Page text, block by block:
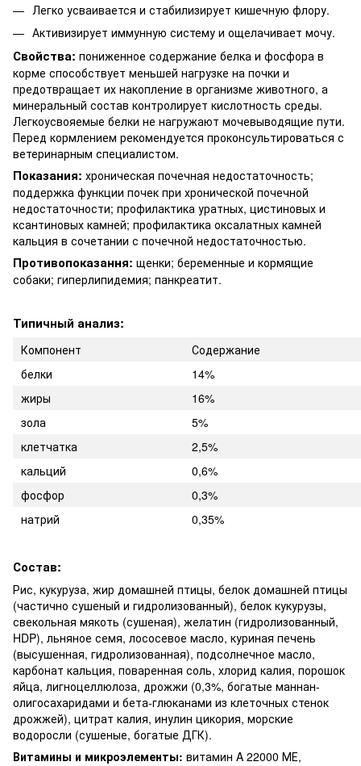
Легко усваивается и стабилизирует кишечную флору.
Активизирует иммунную систему и ощелачивает мочу.
Свойства: пониженное содержание белка и фосфора в
корме способствует меньшей нагрузке на почки и
предотвращает их накопление в организме животного, а
минеральный состав контролирует кислотность среды.
Легкоусвояемые белки не нагружают мочевыводящие пути.
Перед кормлением рекомендуется проконсультироваться с
ветеринарным специалистом.
Показания: хроническая почечная недостаточность;
поддержка функции почек при хронической почечной
недостаточности; профилактика уратных, цистиновых и
ксантиновых камней; профилактика оксалатных камней
кальция в сочетании с почечной недостаточностью.
Противопоказання: щенки; беременные и кормящие
собаки; гиперлипидемия; панкреатит.
Типичный анализ:
Компонент
Содержание
белки
14%
жиры
16%
зола
5%
клетчатка
2,5%
кальций
0,6%
фосфор
0,3%
натрий
0,35%
Состав:
Рис, кукуруза, жир домашней птицы, белок домашней птицы
(частично сушеный и гидролизованный), белок кукурузы,
свекольная мякоть (сушеная), желатин (гидролизованный,
HDP), льняное семя, лососевое масло, куриная печень
(высушенная, гидролизованная), подсолнечное масло,
карбонат кальция, поваренная соль, хлорид калия, порошок
яйца, лигноцеллюлоза, дрожжи (0,3%, богатые маннан-
олигосахаридами и бета-глюканами из клеточных стенок
дрожжей), цитрат калия, инулин цикория, морские
водоросли (сушеные, богатые ДГК).
Витамины и микроэлементы: витамин A 22000 МЕ,